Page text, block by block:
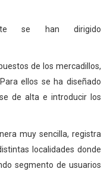
se han dirigido
de los mercadillos,
ellos se ha diseñado
de alta e introducir los
muy sencilla, registra
localidades donde
segmento de usuarios